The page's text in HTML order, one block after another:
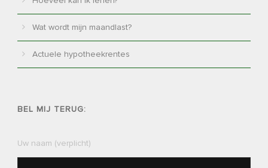
Wat wordt mijn maandlast?
Actuele hypotheekrentes
BEL MIJ TERUG:
Uw naam (verplicht)